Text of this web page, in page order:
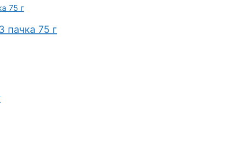
пачка 75 г